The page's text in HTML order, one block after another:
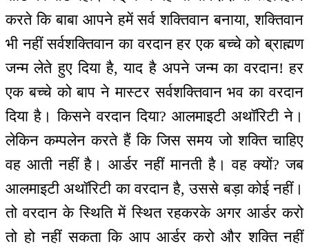
करते कि बाबा आपने हमें सर्व शक्तिवान बनाया, शक्तिवान
भी नहीं सर्वशक्तिवान का वरदान हर एक बच्चे को ब्राह्मण
जन्म लेते हुए दिया है, याद है अपने जन्म का वरदान! हर
एक बच्चे को बाप ने मास्टर सर्वशक्तिवान भव का वरदान
दिया है। किसने वरदान दिया? आलमाइटी अथॉरिटी ने।
लेकिन कम्पलेन करते हैं कि जिस समय जो शक्ति चाहिए
वह आती नहीं है। आर्डर नहीं मानती है। वह क्यों? जब
आलमाइटी अथॉरिटी का वरदान है, उससे बड़ा कोई नहीं।
तो वरदान के स्थिति में स्थित रहकरके अगर आर्डर करो
तो हो नहीं सकता कि आप आर्डर करो और शक्ति नहीं